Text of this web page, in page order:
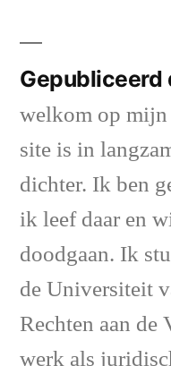
welkom op mijn
site is in
dichter. Ik ben
ik leef daar en
doodgaan. Ik
de Universiteit
Rechten aan
werk als